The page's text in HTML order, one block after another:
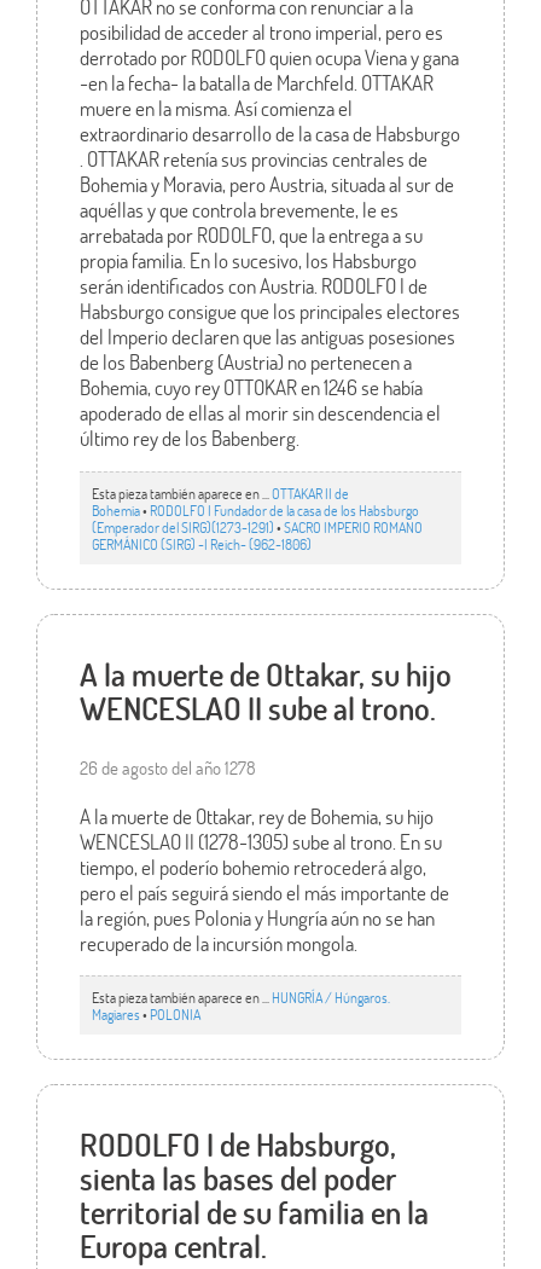
OTTAKAR no se conforma con renunciar a la
posibilidad de acceder al trono imperial, pero es
derrotado por RODOLFO quien ocupa Viena y gana
-en la fecha- la batalla de Marchfeld. OTTAKAR
muere en la misma. Así comienza el
extraordinario desarrollo de la casa de Habsburgo
. OTTAKAR retenía sus provincias centrales de
Bohemia y Moravia, pero Austria, situada al sur de
aquéllas y que controla brevemente, le es
arrebatada por RODOLFO, que la entrega a su
propia familia. En lo sucesivo, los Habsburgo
serán identificados con Austria. RODOLFO I de
Habsburgo consigue que los principales electores
del Imperio declaren que las antiguas posesiones
de los Babenberg (Austria) no pertenecen a
Bohemia, cuyo rey OTTOKAR en 1246 se había
apoderado de ellas al morir sin descendencia el
último rey de los Babenberg.
Esta pieza también aparece en ... OTTAKAR II de
Bohemia• RODOLFO I Fundador de la casa de los Habsburgo
(Emperador del SIRG)(1273-1291)•SACRO IMPERIO ROMANO
GERMÁNICO (SIRG) -I Reich- (962-1806)
A la muerte de Ottakar, su hijo
WENCESLAO II sube al trono.
26 de agosto del año 1278
A la muerte de Ottakar, rey de Bohemia, su hijo
WENCESLAO II (1278-1305) sube al trono. En su
tiempo, el poderío bohemio retrocederá algo,
pero el país seguirá siendo el más importante de
la región, pues Polonia y Hungría aún no se han
recuperado de la incursión mongola.
Esta pieza también aparece en ... HUNGRÍA / Húngaros.
Magiares• POLONIA
RODOLFO I de Habsburgo,
sienta las bases del poder
territorial de su familia en la
Europa central.